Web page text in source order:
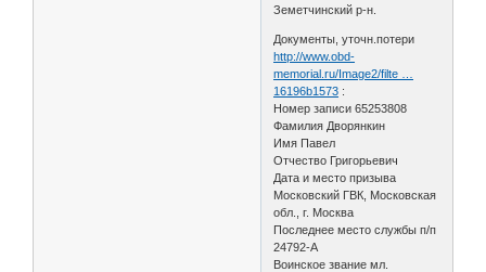
Земетчинский р-н.
Документы, уточн.потери
http://www.obd-
memorial.ru/Image2/filte …
16196b1573 :
Номер записи 65253808
Фамилия Дворянкин
Имя Павел
Отчество Григорьевич
Дата и место призыва
Московский ГВК, Московская
обл., г. Москва
Последнее место службы п/п
24792-А
Воинское звание мл.